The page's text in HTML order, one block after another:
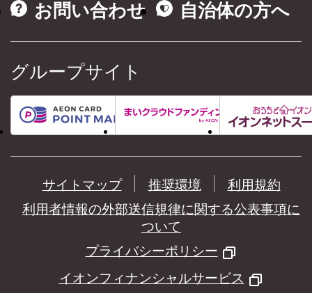
お問い合わせ
自治体の方へ
グループサイト
サイトマップ 推奨環境
利用規約
利用者情報の外部送信規律に関する公表事項に
ついて
プライバシーポリシー
イオンフィナンシャルサービス